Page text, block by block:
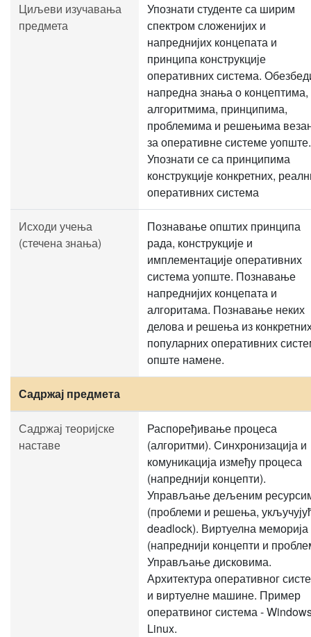
Циљеви изучавања
предмета
Упознати студенте са ширим
спектром сложенијих и
напреднијих концепата и
принципа конструкције
оперативних система.
напредна знања о концептима,
алгоритмима, принципима,
проблемима и решењима
за оперативне системе уопште.
Упознати се са принципима
конструкције конкретних,
оперативних система
Исходи учења
(стечена знања)
Познавање општих принципа
рада, конструкције и
имплементације оперативних
система уопште. Познавање
напреднијих концепата и
алгоритама. Познавање неких
делова и решења из
популарних оперативних
опште намене.
Садржај предмета
Садржај теоријске
наставе
Распоређивање процеса
(алгоритми). Синхронизација и
комуникација између процеса
(напреднији концепти).
Управљање дељеним
(проблеми и решења,
deadlock). Виртуелна меморија
(напреднији концепти и
Управљање дисковима.
Архитектура оперативног
и виртуелне машине. Пример
оператвиног система -
Linux.